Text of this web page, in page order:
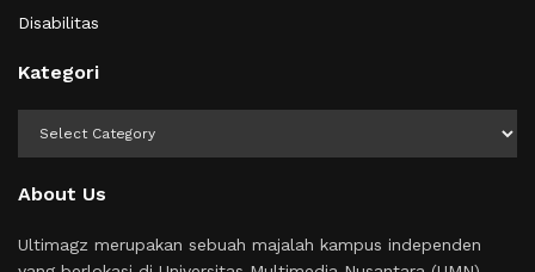
Disabilitas
Kategori
About Us
Ultimagz merupakan sebuah majalah kampus independen